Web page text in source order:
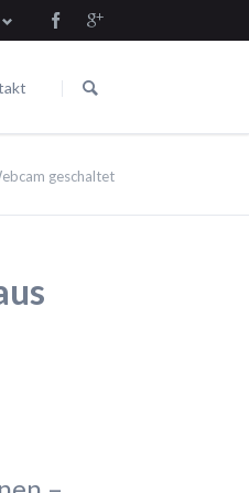
überspringen
geschaltet